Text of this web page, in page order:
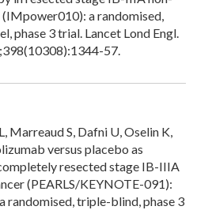
a randomised,
phase 3 trial. Lancet Lond Engl.
57.
Marreaud S, Dafni U, Oselin K,
versus placebo as
resected stage IB-IIIA
(PEARLS/KEYNOTE-091):
randomised, triple-blind, phase 3